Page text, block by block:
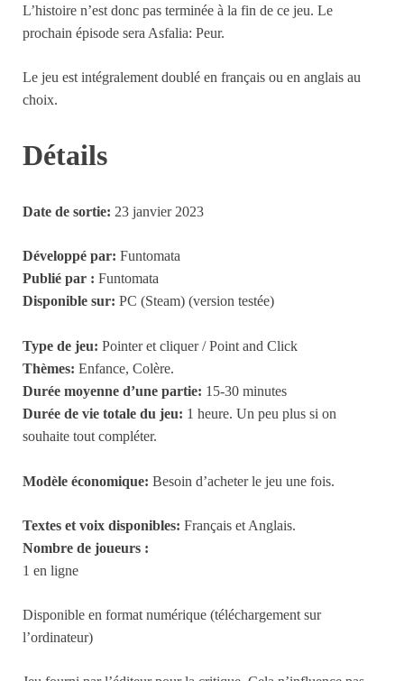
L’histoire n’est donc pas terminée à la fin de ce jeu. Le
prochain épisode sera Asfalia: Peur.
Le jeu est intégralement doublé en français ou en anglais au
choix.
Détails
Date de sortie: 23 janvier 2023
Développé par: Funtomata
Publié par : Funtomata
Disponible sur: PC (Steam) (version testée)
Type de jeu: Pointer et cliquer / Point and Click
Thèmes: Enfance, Colère.
Durée moyenne d’une partie: 15-30 minutes
Durée de vie totale du jeu: 1 heure. Un peu plus si on
souhaite tout compléter.
Modèle économique: Besoin d’acheter le jeu une fois.
Textes et voix disponibles: Français et Anglais.
Nombre de joueurs :
1 en ligne
Disponible en format numérique (téléchargement sur
l’ordinateur)